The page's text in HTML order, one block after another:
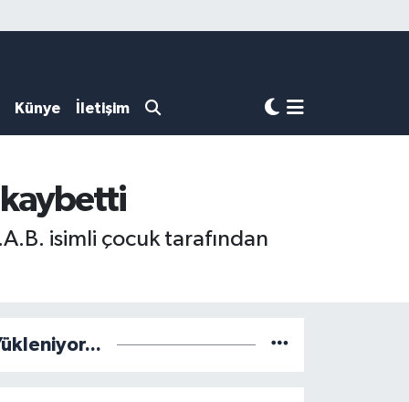
Künye İletişim
kaybetti
isimli çocuk tarafından